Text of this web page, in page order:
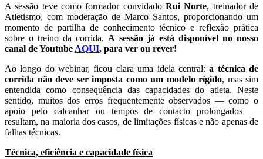
A sessão teve como formador convidado Rui Norte, treinador de
Atletismo, com moderação de Marco Santos, proporcionando um
momento de partilha de conhecimento técnico e reflexão prática
sobre o treino da corrida. A sessão já está disponível no nosso
canal de Youtube AQUI, para ver ou rever!
Ao longo do webinar, ficou clara uma ideia central:a técnica de
corrida não deve ser imposta como um modelo rígido, mas sim
entendida como consequência das capacidades do atleta. Neste
sentido, muitos dos erros frequentemente observados — como o
apoio pelo calcanhar ou tempos de contacto prolongados —
resultam, na maioria dos casos, de limitações físicas e não apenas de
falhas técnicas.
Técnica, eficiência e capacidade física